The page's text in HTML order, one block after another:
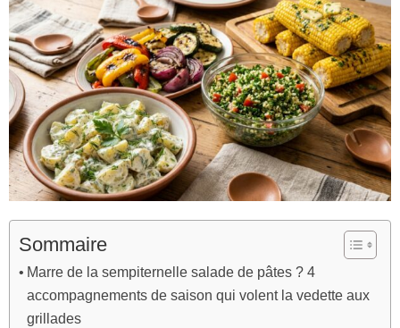
Sommaire
Marre de la sempiternelle salade de pâtes ? 4
accompagnements de saison qui volent la vedette aux
grillades